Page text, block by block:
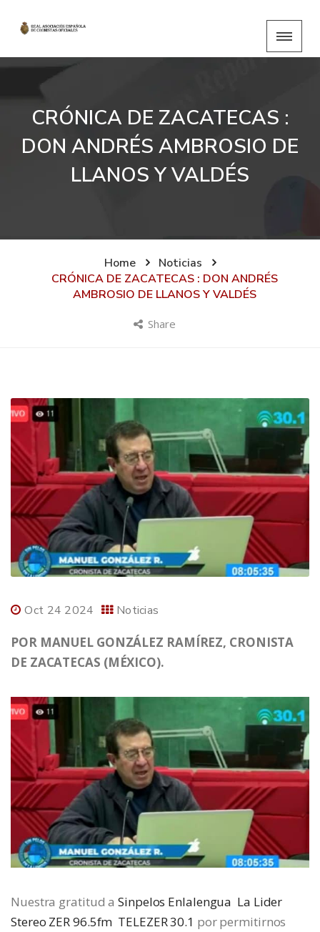
CRÓNICA DE ZACATECAS :
DON ANDRÉS AMBROSIO DE
LLANOS Y VALDÉS
Home
Noticias
CRÓNICA DE ZACATECAS : DON ANDRÉS
AMBROSIO DE LLANOS Y VALDÉS
Share
Oct 24 2024 Noticias
POR MANUEL GONZÁLEZ RAMÍREZ, CRONISTA
DE ZACATECAS (MÉXICO).
Nuestra gratitud aSinpelos Enlalengua La Lider
Stereo ZER 96.5fm TELEZER 30.1 por permitirnos